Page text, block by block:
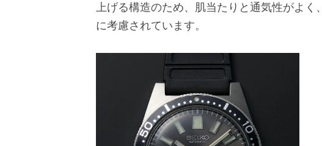
上げる構造のため、肌当たりと通気性がよ
に考慮されています。